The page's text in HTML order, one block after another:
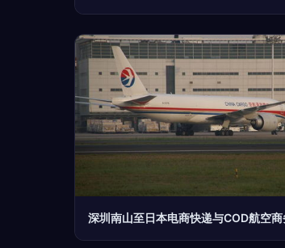
深圳南山至日本电商快递与COD航空